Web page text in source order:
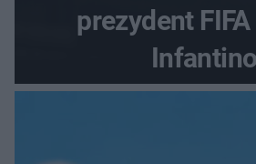
prezydent
Infantino